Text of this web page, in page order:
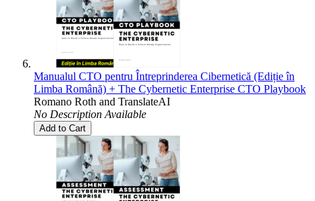
Manualul CTO pentru Întreprinderea Cibernetică (Ediție în
Limba Română) + The Cybernetic Enterprise CTO Playbook
Romano Roth and TranslateAI
No Description Available
Add to Cart